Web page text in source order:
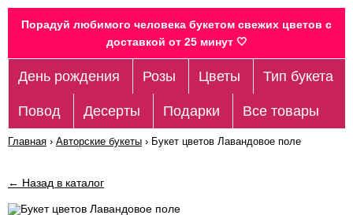
Порадуй любимого человека букетом свежих цветов c
доставкой от 25 минут 🤍
День рождения Розы Цветы Тип букета
Повод Десерты Подарки Все товары
Главная › Авторские букеты › Букет цветов Лавандовое поле
← Назад в каталог